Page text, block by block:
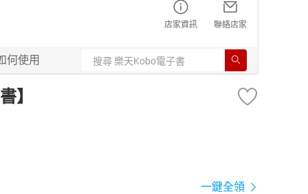
店家資訊 聯絡店家
何使用
】
一鍵全領